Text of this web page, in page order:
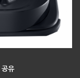
공유